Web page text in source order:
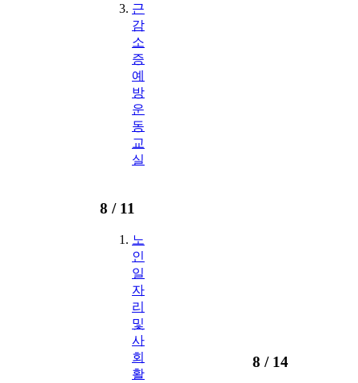
근
감
소
증
예
방
운
동
교
실
8 / 11
노
인
일
자
리
및
사
회
활
8 / 14